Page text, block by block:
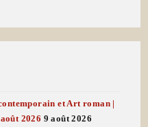
et Art roman |
2026 9 août 2026